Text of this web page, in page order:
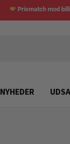
Prismatch mod
NYHEDER